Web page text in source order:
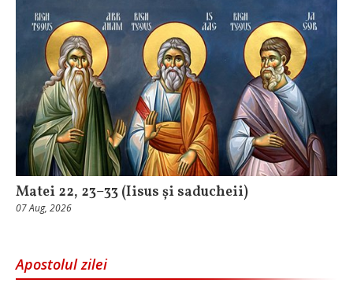
Matei 22, 23–33 (Iisus și saducheii)
07 Aug, 2026
Apostolul zilei